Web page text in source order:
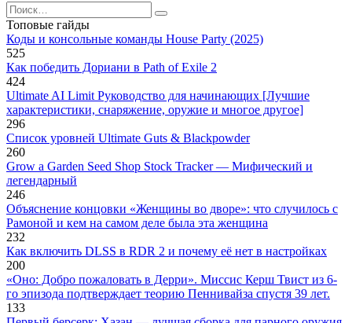
Search
for:
Топовые гайды
Коды и консольные команды House Party (2025)
525
Как победить Дориани в Path of Exile 2
424
Ultimate AI Limit Руководство для начинающих [Лучшие
характеристики, снаряжение, оружие и многое другое]
296
Список уровней Ultimate Guts & Blackpowder
260
Grow a Garden Seed Shop Stock Tracker — Мифический и
легендарный
246
Объяснение концовки «Женщины во дворе»: что случилось с
Рамоной и кем на самом деле была эта женщина
232
Как включить DLSS в RDR 2 и почему её нет в настройках
200
«Оно: Добро пожаловать в Дерри». Миссис Керш Твист из 6-
го эпизода подтверждает теорию Пеннивайза спустя 39 лет.
133